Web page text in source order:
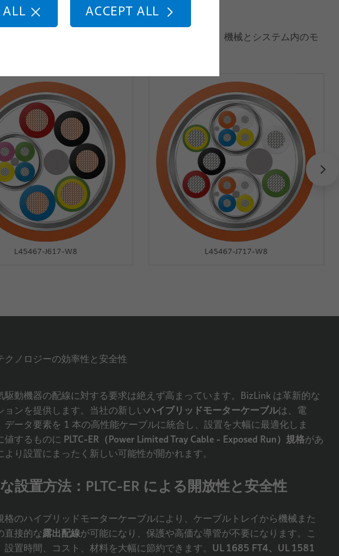
そのため、配線費用を最高で 85% 削減できます。
ケーブルは最高 1,000 万回の曲げサイクルに耐え、機械とシステム内のモ
L45467-J617-W8 L45467-J717-W8
クノロジーの効率性と安全性
駆動機器の配線に対する要求は絶えず高まっています。BizLink は革新的な
ョンを提供します。当社の新しいハイブリッドモーターケーブルは、電
データ要素を 1 本の高性能ケーブルに統合し、設置を大幅に最適化しま
値するものに PLTC-ER（Power Limited Tray Cable - Exposed Run）規格があ
より設置にまったく新しい可能性が開かれます。
設置方法：PLTC-ER による開放性と安全性
格のハイブリッドモーターケーブルにより、ケーブルトレイから機械また
直接的な露出配線が可能になり、保護や高価な導管が不要になります。こ
設置時間、コスト、材料を大幅に節約できます。 UL 1685 FT4、UL 1581
ALL ACCEPT ALL